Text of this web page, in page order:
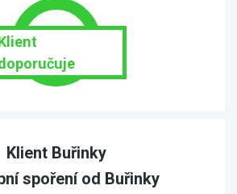
Klient Buřinky
spoření od Buřinky